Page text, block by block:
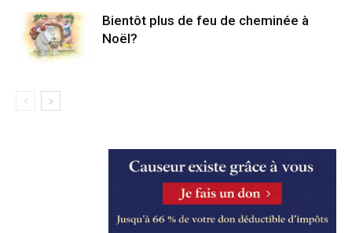
Bientôt plus de feu de cheminée à
Noël?